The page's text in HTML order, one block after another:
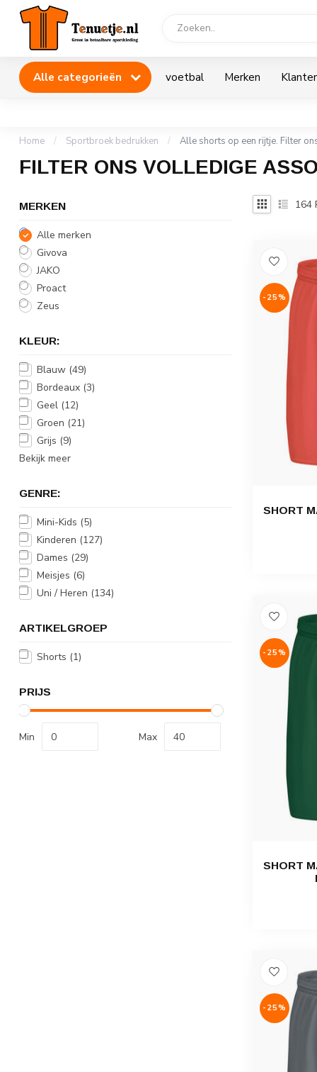
Alle categorieën voetbal Merken
Home / Sportbroek bedrukken / Alle shorts op een rijtje. Filter
FILTER ONS VOLLEDIGE
MERKEN
Alle merken
Givova
JAKO
Proact
Zeus
KLEUR:
Blauw (49)
Bordeaux (3)
Geel (12)
Groen (21)
Grijs (9)
Bekijk meer
GENRE:
Mini-Kids (5)
Kinderen (127)
Dames (29)
Meisjes (6)
Uni / Heren (134)
ARTIKELGROEP
Shorts (1)
PRIJS
Min Max
164
-25%
SHORT
-25%
SHORT
-25%